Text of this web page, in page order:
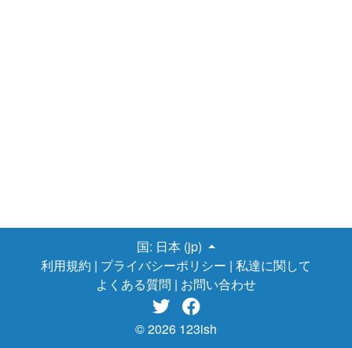
国: 日本 (jp)
利用規約 | プライバシーポリシー | 私達に関して
よくある質問 | お問い合わせ
 
© 2026 123ish